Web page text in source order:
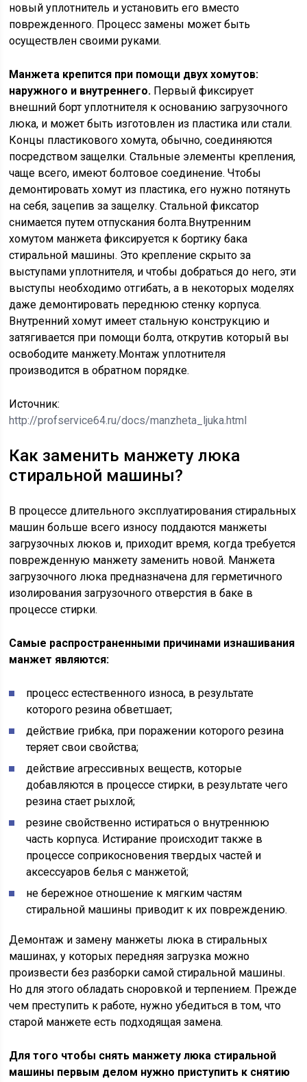
новый уплотнитель и установить его вместо
поврежденного. Процесс замены может быть
осуществлен своими руками.
Манжета крепится при помощи двух хомутов:
наружного и внутреннего. Первый фиксирует
внешний борт уплотнителя к основанию загрузочного
люка, и может быть изготовлен из пластика или стали.
Концы пластикового хомута, обычно, соединяются
посредством защелки. Стальные элементы крепления,
чаще всего, имеют болтовое соединение. Чтобы
демонтировать хомут из пластика, его нужно потянуть
на себя, зацепив за защелку. Стальной фиксатор
снимается путем отпускания болта.Внутренним
хомутом манжета фиксируется к бортику бака
стиральной машины. Это крепление скрыто за
выступами уплотнителя, и чтобы добраться до него, эти
выступы необходимо отгибать, а в некоторых моделях
даже демонтировать переднюю стенку корпуса.
Внутренний хомут имеет стальную конструкцию и
затягивается при помощи болта, открутив который вы
освободите манжету.Монтаж уплотнителя
производится в обратном порядке.
Источник:
http://profservice64.ru/docs/manzheta_ljuka.html
Как заменить манжету люка
стиральной машины?
В процессе длительного эксплуатирования стиральных
машин больше всего износу поддаются манжеты
загрузочных люков и, приходит время, когда требуется
поврежденную манжету заменить новой. Манжета
загрузочного люка предназначена для герметичного
изолирования загрузочного отверстия в баке в
процессе стирки.
Самые распространенными причинами изнашивания
манжет являются:
процесс естественного износа, в результате
которого резина обветшает;
действие грибка, при поражении которого резина
теряет свои свойства;
действие агрессивных веществ, которые
добавляются в процессе стирки, в результате чего
резина стает рыхлой;
резине свойственно истираться о внутреннюю
часть корпуса. Истирание происходит также в
процессе соприкосновения твердых частей и
аксессуаров белья с манжетой;
не бережное отношение к мягким частям
стиральной машины приводит к их повреждению.
Демонтаж и замену манжеты люка в стиральных
машинах, у которых передняя загрузка можно
произвести без разборки самой стиральной машины.
Но для этого обладать сноровкой и терпением. Прежде
чем преступить к работе, нужно убедиться в том, что
старой манжете есть подходящая замена.
Для того чтобы снять манжету люка стиральной
машины первым делом нужно приступить к снятию